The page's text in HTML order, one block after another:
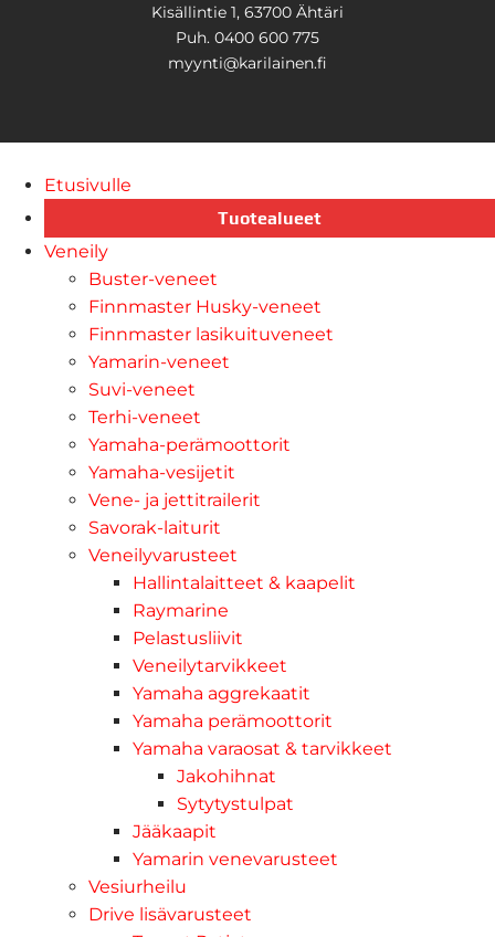
Kisällintie 1, 63700 Ähtäri
Puh. 0400 600 775
myynti@karilainen.fi
Etusivulle
Tuotealueet
Veneily
Buster-veneet
Finnmaster Husky-veneet
Finnmaster lasikuituveneet
Yamarin-veneet
Suvi-veneet
Terhi-veneet
Yamaha-perämoottorit
Yamaha-vesijetit
Vene- ja jettitrailerit
Savorak-laiturit
Veneilyvarusteet
Hallintalaitteet & kaapelit
Raymarine
Pelastusliivit
Veneilytarvikkeet
Yamaha aggrekaatit
Yamaha perämoottorit
Yamaha varaosat & tarvikkeet
Jakohihnat
Sytytystulpat
Jääkaapit
Yamarin venevarusteet
Vesiurheilu
Drive lisävarusteet